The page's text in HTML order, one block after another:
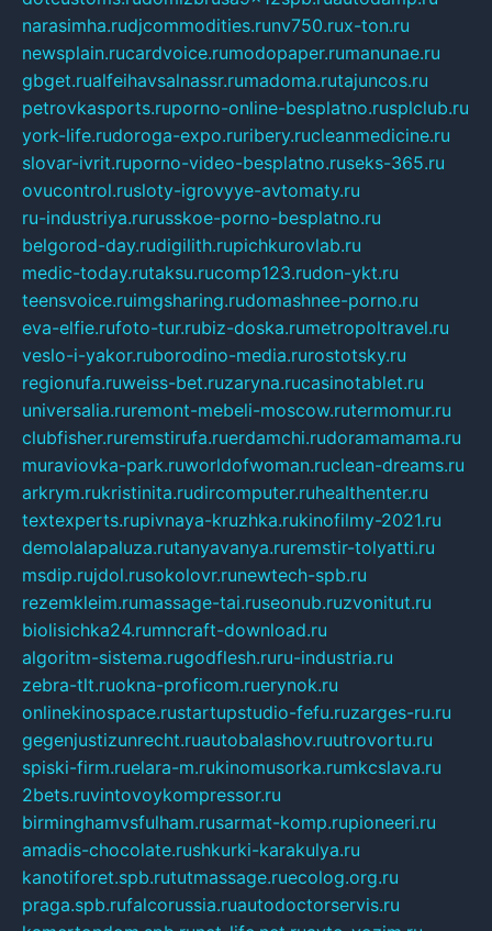
narasimha.rudjcommodities.runv750.rux-ton.ru
newsplain.rucardvoice.rumodopaper.rumanunae.ru
gbget.rualfeihavsalnassr.rumadoma.rutajuncos.ru
petrovkasports.ruporno-online-besplatno.rusplclub.ru
york-life.rudoroga-expo.ruribery.rucleanmedicine.ru
slovar-ivrit.ruporno-video-besplatno.ruseks-365.ru
ovucontrol.rusloty-igrovyye-avtomaty.ru
ru-industriya.rurusskoe-porno-besplatno.ru
belgorod-day.rudigilith.rupichkurovlab.ru
medic-today.rutaksu.rucomp123.rudon-ykt.ru
teensvoice.ruimgsharing.rudomashnee-porno.ru
eva-elfie.rufoto-tur.rubiz-doska.rumetropoltravel.ru
veslo-i-yakor.ruborodino-media.rurostotsky.ru
regionufa.ruweiss-bet.ruzaryna.rucasinotablet.ru
universalia.ruremont-mebeli-moscow.rutermomur.ru
clubfisher.ruremstirufa.ruerdamchi.rudoramamama.ru
muraviovka-park.ruworldofwoman.ruclean-dreams.ru
arkrym.rukristinita.rudircomputer.ruhealthenter.ru
textexperts.rupivnaya-kruzhka.rukinofilmy-2021.ru
demolalapaluza.rutanyavanya.ruremstir-tolyatti.ru
msdip.rujdol.rusokolovr.runewtech-spb.ru
rezemkleim.rumassage-tai.ruseonub.ruzvonitut.ru
biolisichka24.rumncraft-download.ru
algoritm-sistema.rugodflesh.ruru-industria.ru
zebra-tlt.ruokna-proficom.ruerynok.ru
onlinekinospace.rustartupstudio-fefu.ruzarges-ru.ru
gegenjustizunrecht.ruautobalashov.ruutrovortu.ru
spiski-firm.ruelara-m.rukinomusorka.rumkcslava.ru
2bets.ruvintovoykompressor.ru
birminghamvsfulham.rusarmat-komp.rupioneeri.ru
amadis-chocolate.rushkurki-karakulya.ru
kanotiforet.spb.rututmassage.ruecolog.org.ru
praga.spb.rufalcorussia.ruautodoctorservis.ru